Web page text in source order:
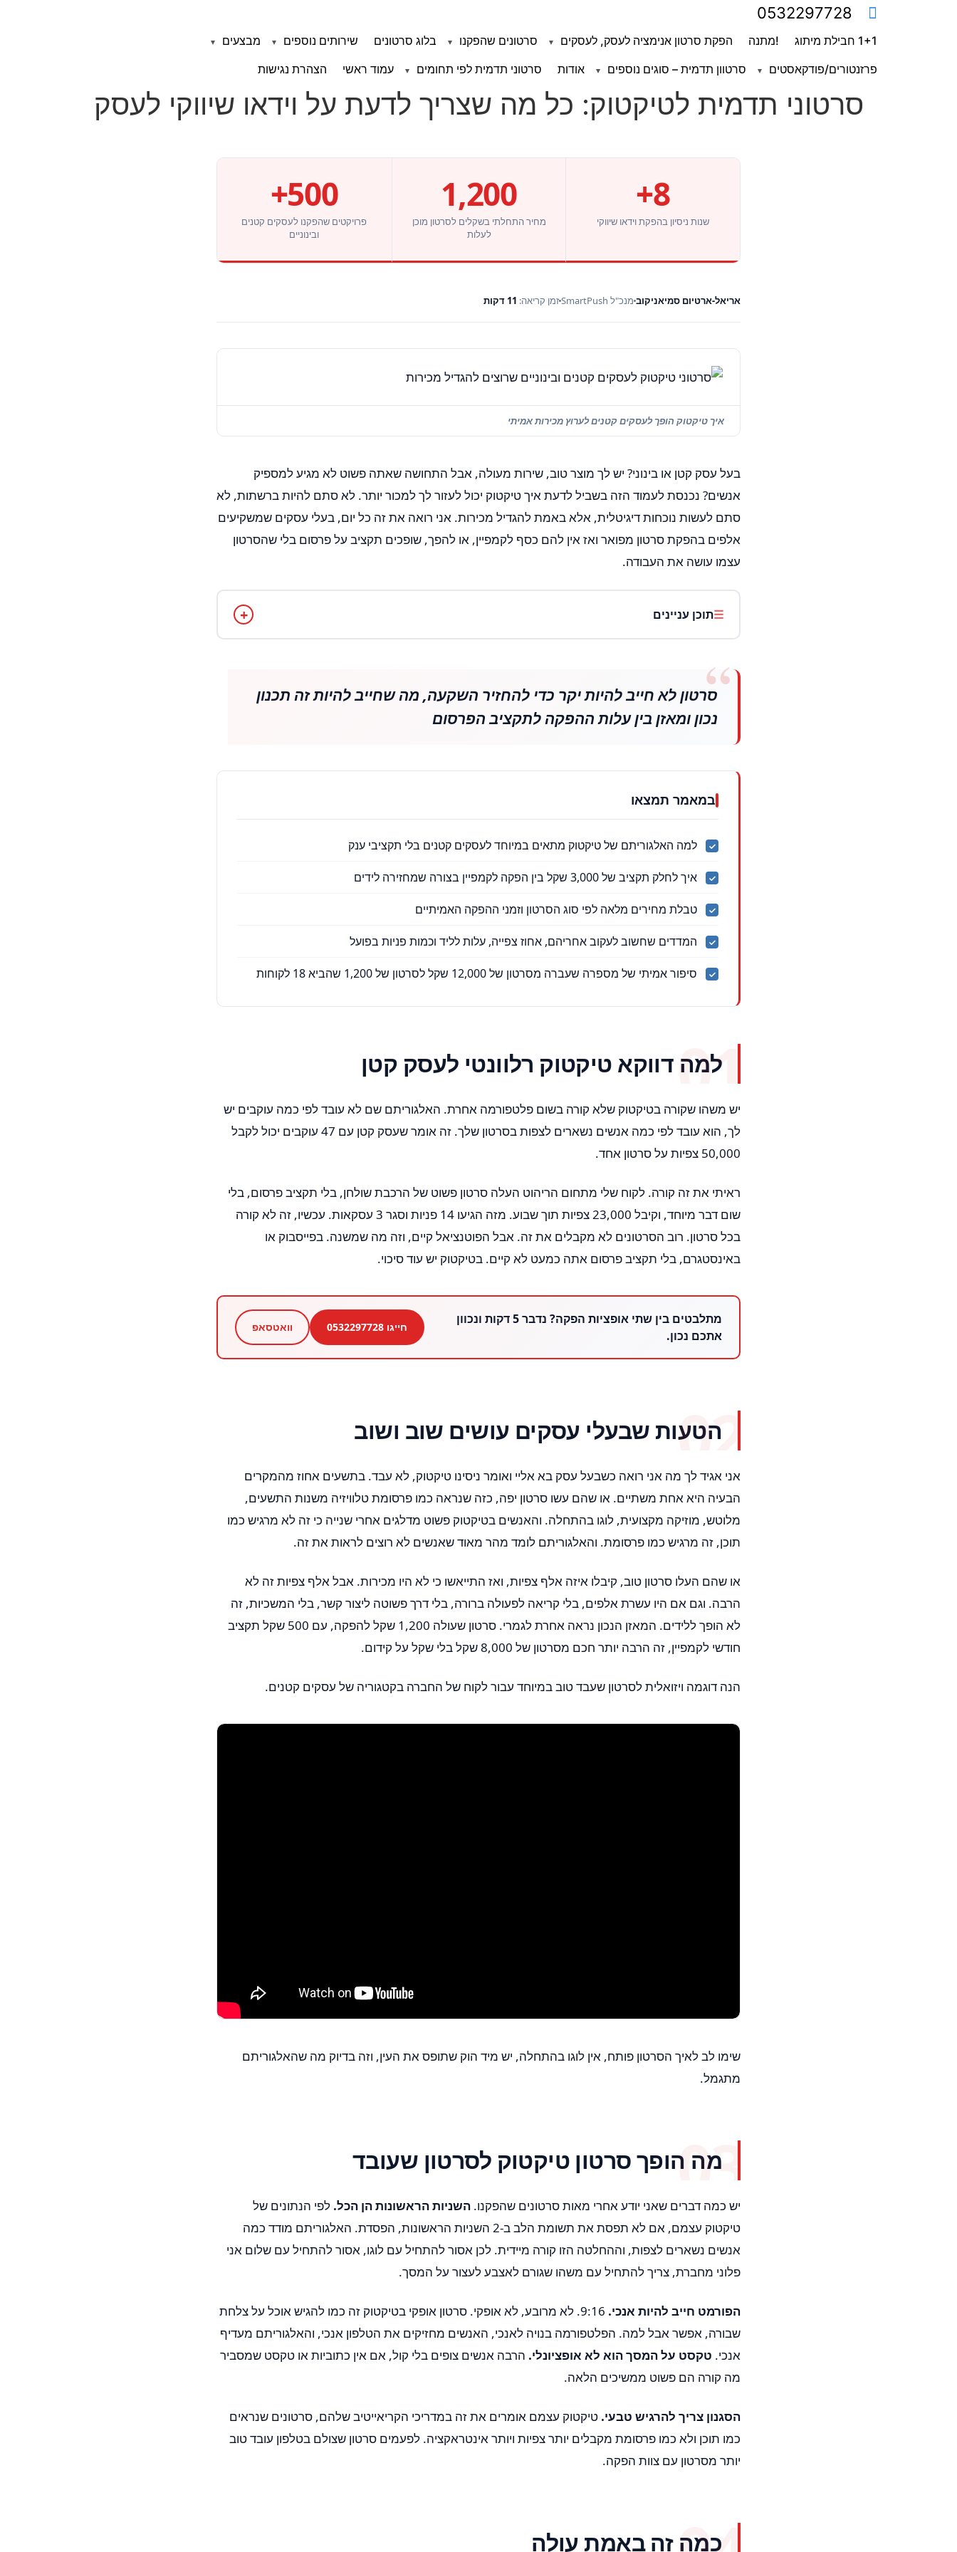
0532297728
1+1 חבילת מיתוג !מתנה הפקת סרטון אנימציה לעסק, לעסקים סרטונים שהפקנו בלוג סרטונים שירותים נוספים
מבצעים
פרזנטורים/פודקאסטים
סרטוון תדמית – סוגים נוספים אודות סרטוני תדמית לפי תחומים עמוד ראשי הצהרת נגישות
סרטוני תדמית לטיקטוק: כל מה שצריך לדעת על וידאו שיווקי לעסק
8+
שנות ניסיון בהפקת וידאו שיווקי
1,200
מחיר התחלתי בשקלים לסרטון מוכן
לעלות
500+
פרויקטים שהפקנו לעסקים קטנים
ובינוניים
אריאל-ארטיום סמיאניקוב מנכ"ל SmartPush זמן קריאה: 11 דקות
איך טיקטוק הופך לעסקים קטנים לערוץ מכירות אמיתי
בעל עסק קטן או בינוני? יש לך מוצר טוב, שירות מעולה, אבל התחושה שאתה פשוט לא מגיע למספיק
אנשים? נכנסת לעמוד הזה בשביל לדעת איך טיקטוק יכול לעזור לך למכור יותר. לא סתם להיות ברשתות, לא
סתם לעשות נוכחות דיגיטלית, אלא באמת להגדיל מכירות. אני רואה את זה כל יום, בעלי עסקים שמשקיעים
אלפים בהפקת סרטון מפואר ואז אין להם כסף לקמפיין, או להפך, שופכים תקציב על פרסום בלי שהסרטון
עצמו עושה את העבודה.
תוכן עניינים
סרטון לא חייב להיות יקר כדי להחזיר השקעה, מה שחייב להיות זה תכנון
נכון ומאזן בין עלות ההפקה לתקציב הפרסום
במאמר תמצאו
למה האלגוריתם של טיקטוק מתאים במיוחד לעסקים קטנים בלי תקציבי ענק
איך לחלק תקציב של 3,000 שקל בין הפקה לקמפיין בצורה שמחזירה לידים
טבלת מחירים מלאה לפי סוג הסרטון וזמני ההפקה האמיתיים
המדדים שחשוב לעקוב אחריהם, אחוז צפייה, עלות לליד וכמות פניות בפועל
סיפור אמיתי של מספרה שעברה מסרטון של 12,000 שקל לסרטון של 1,200 שהביא 18 לקוחות
למה דווקא טיקטוק רלוונטי לעסק קטן
יש משהו שקורה בטיקטוק שלא קורה בשום פלטפורמה אחרת. האלגוריתם שם לא עובד לפי כמה עוקבים יש
לך, הוא עובד לפי כמה אנשים נשארים לצפות בסרטון שלך. זה אומר שעסק קטן עם 47 עוקבים יכול לקבל
50,000 צפיות על סרטון אחד.
ראיתי את זה קורה. לקוח שלי מתחום הריהוט העלה סרטון פשוט של הרכבת שולחן, בלי תקציב פרסום, בלי
שום דבר מיוחד, וקיבל 23,000 צפיות תוך שבוע. מזה הגיעו 14 פניות וסגר 3 עסקאות. עכשיו, זה לא קורה
בכל סרטון. רוב הסרטונים לא מקבלים את זה. אבל הפוטנציאל קיים, וזה מה שמשנה. בפייסבוק או
באינסטגרם, בלי תקציב פרסום אתה כמעט לא קיים. בטיקטוק יש עוד סיכוי.
מתלבטים בין שתי אופציות הפקה? נדבר 5 דקות ונכוון
אתכם נכון.
חייגו 0532297728 וואטסאפ
הטעות שבעלי עסקים עושים שוב ושוב
אני אגיד לך מה אני רואה כשבעל עסק בא אליי ואומר ניסינו טיקטוק, לא עבד. בתשעים אחוז מהמקרים
הבעיה היא אחת משתיים. או שהם עשו סרטון יפה, כזה שנראה כמו פרסומת טלוויזיה משנות התשעים,
מלוטש, מוזיקה מקצועית, לוגו בהתחלה. והאנשים בטיקטוק פשוט מדלגים אחרי שנייה כי זה לא מרגיש כמו
תוכן, זה מרגיש כמו פרסומת. והאלגוריתם לומד מהר מאוד שאנשים לא רוצים לראות את זה.
או שהם העלו סרטון טוב, קיבלו איזה אלף צפיות, ואז התייאשו כי לא היו מכירות. אבל אלף צפיות זה לא
הרבה. וגם אם היו עשרת אלפים, בלי קריאה לפעולה ברורה, בלי דרך פשוטה ליצור קשר, בלי המשכיות, זה
לא הופך ללידים. המאזן הנכון נראה אחרת לגמרי. סרטון שעולה 1,200 שקל להפקה, עם 500 שקל תקציב
חודשי לקמפיין, זה הרבה יותר חכם מסרטון של 8,000 שקל בלי שקל על קידום.
הנה דוגמה ויזואלית לסרטון שעבד טוב במיוחד עבור לקוח של החברה בקטגוריה של עסקים קטנים.
שימו לב לאיך הסרטון פותח, אין לוגו בהתחלה, יש מיד הוק שתופס את העין, וזה בדיוק מה שהאלגוריתם
מתגמל.
מה הופך סרטון טיקטוק לסרטון שעובד
יש כמה דברים שאני יודע אחרי מאות סרטונים שהפקנו. השניות הראשונות הן הכל. לפי הנתונים של
טיקטוק עצמם, אם לא תפסת את תשומת הלב ב-2 השניות הראשונות, הפסדת. האלגוריתם מודד כמה
אנשים נשארים לצפות, וההחלטה הזו קורה מיידית. לכן אסור להתחיל עם לוגו, אסור להתחיל עם שלום אני
פלוני מחברת, צריך להתחיל עם משהו שגורם לאצבע לעצור על המסך.
הפורמט חייב להיות אנכי.
9:16. לא מרובע, לא אופקי. סרטון אופקי בטיקטוק זה כמו להגיש אוכל על צלחת
שבורה, אפשר אבל למה. הפלטפורמה בנויה לאנכי, האנשים מחזיקים את הטלפון אנכי, והאלגוריתם מעדיף
אנכי. טקסט על המסך הוא לא אופציונלי. הרבה אנשים צופים בלי קול, אם אין כתוביות או טקסט שמסביר
מה קורה הם פשוט ממשיכים הלאה.
הסגנון צריך להרגיש טבעי. טיקטוק עצמם אומרים את זה במדריכי הקריאייטיב שלהם, סרטונים שנראים
כמו תוכן ולא כמו פרסומת מקבלים יותר צפיות ויותר אינטראקציה. לפעמים סרטון שצולם בטלפון עובד טוב
יותר מסרטון עם צוות הפקה.
כמה זה באמת עולה